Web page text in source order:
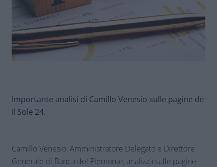
Importante analisi di Camillo Venesio sulle pagine de
Il Sole 24.
Camillo Venesio, Amministratore Delegato e Direttore
Generale di Banca del Piemonte, analizza sulle pagine